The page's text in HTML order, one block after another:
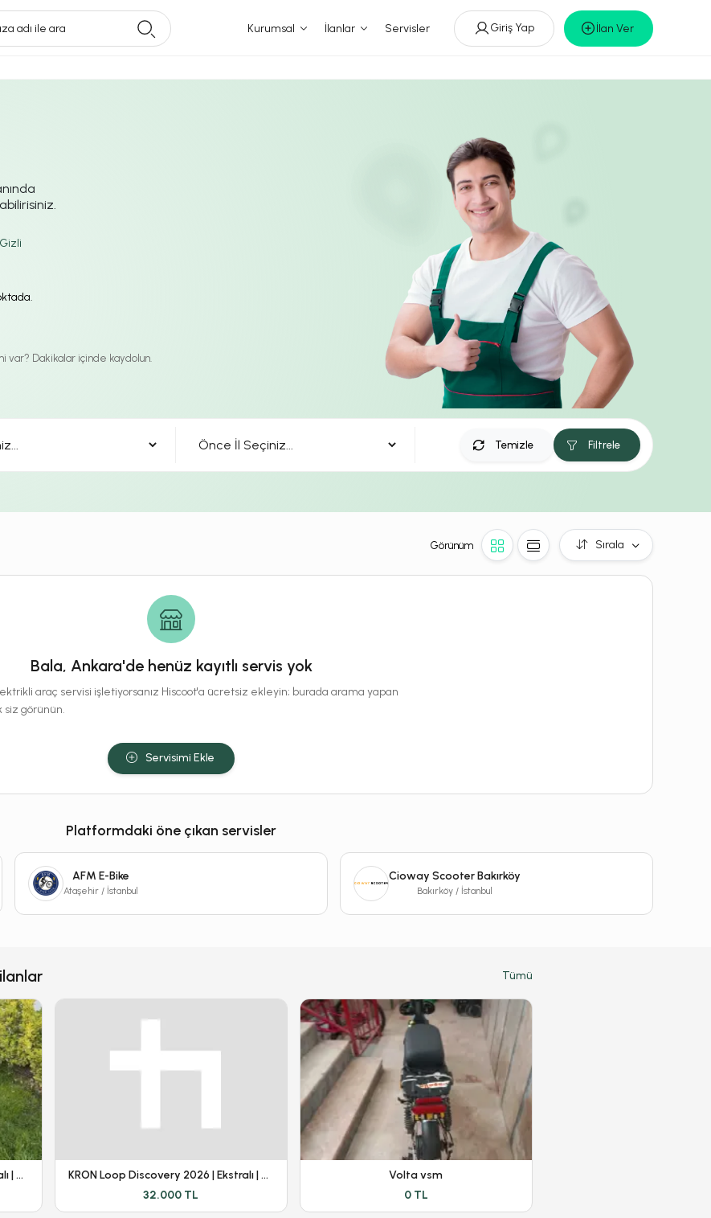
adı ile ara Kurumsal İlanlar Servisler Giriş Yap İlan Ver
var? Dakikalar içinde kaydolun.
Temizle Filtrele
Görünüm Sırala
Bala, Ankara'de henüz kayıtlı servis yok
araç servisi işletiyorsanız Hiscoot'a ücretsiz ekleyin; burada arama yapan
siz görünün.
Servisimi Ekle
Platformdaki öne çıkan servisler
AFM E-Bike
Ataşehir / İstanbul
Cioway Scooter Bakırköy
Bakırköy / İstanbul
Tümü
KRON Loop Discovery 2026 | Ekstralı | Yeni Kasa |
KRON Loop Discovery 2026 | Ekstralı | Yeni Kasa |
32.000 TL
Volta vsm
0 TL